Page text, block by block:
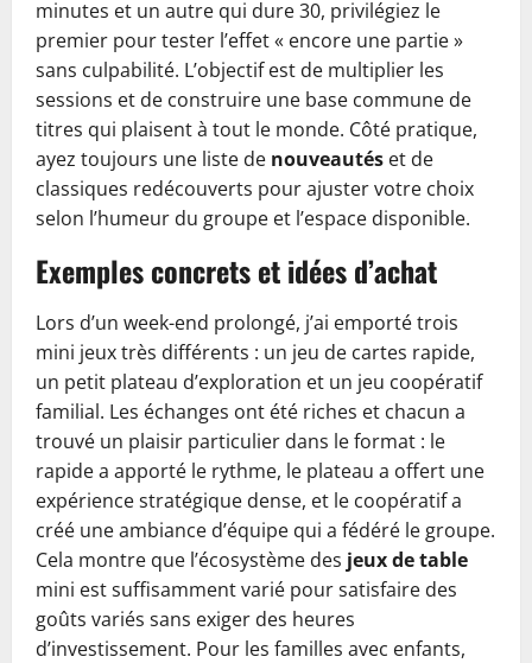
minutes et un autre qui dure 30, privilégiez le
premier pour tester l’effet « encore une partie »
sans culpabilité. L’objectif est de multiplier les
sessions et de construire une base commune de
titres qui plaisent à tout le monde. Côté pratique,
ayez toujours une liste de nouveautés et de
classiques redécouverts pour ajuster votre choix
selon l’humeur du groupe et l’espace disponible.
Exemples concrets et idées d’achat
Lors d’un week-end prolongé, j’ai emporté trois
mini jeux très différents : un jeu de cartes rapide,
un petit plateau d’exploration et un jeu coopératif
familial. Les échanges ont été riches et chacun a
trouvé un plaisir particulier dans le format : le
rapide a apporté le rythme, le plateau a offert une
expérience stratégique dense, et le coopératif a
créé une ambiance d’équipe qui a fédéré le groupe.
Cela montre que l’écosystème des jeux de table
mini est suffisamment varié pour satisfaire des
goûts variés sans exiger des heures
d’investissement. Pour les familles avec enfants,